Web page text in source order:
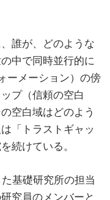
誰が、どのような
中で同時並行的に
ーメーション）の傍
プ（信頼の空白
空白域はどのよう
「トラストギャッ
続けている。
基礎研究所の担当
究員のメンバーと